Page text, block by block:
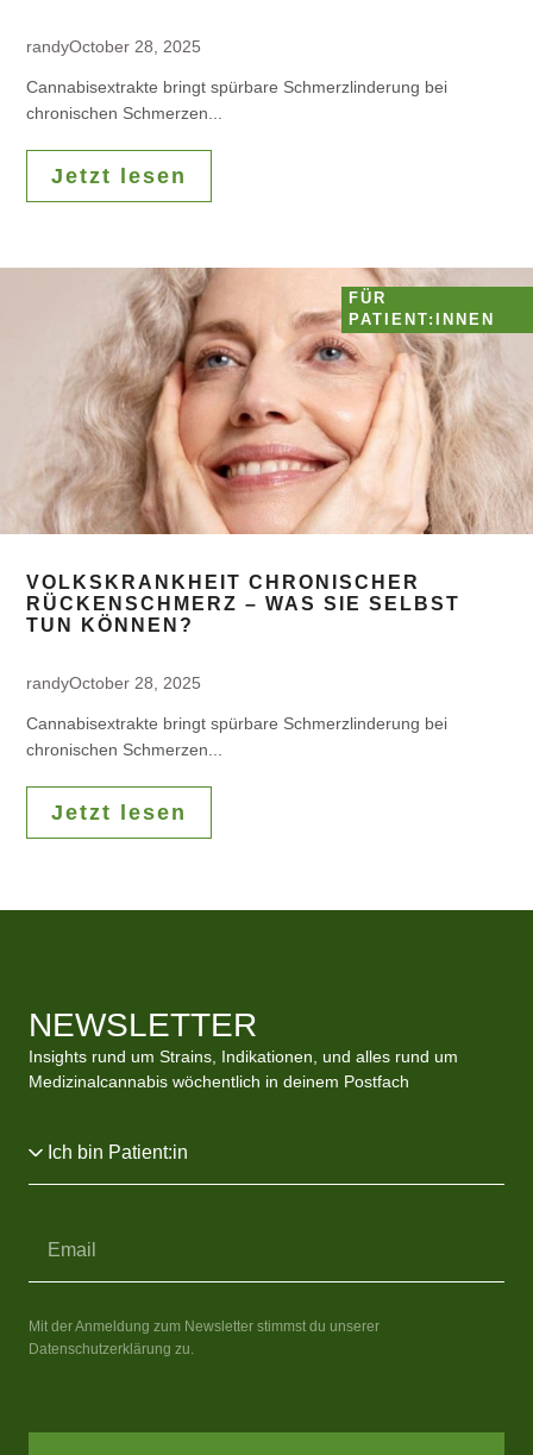
randyOctober 28, 2025
Cannabisextrakte bringt spürbare Schmerzlinderung bei
chronischen Schmerzen...
Jetzt lesen
VOLKSKRANKHEIT CHRONISCHER
RÜCKENSCHMERZ – WAS SIE SELBST
TUN KÖNNEN?
randyOctober 28, 2025
Cannabisextrakte bringt spürbare Schmerzlinderung bei
chronischen Schmerzen...
Jetzt lesen
FÜR
PATIENT:INNEN
NEWSLETTER
Insights rund um Strains, Indikationen, und alles rund um
Medizinalcannabis wöchentlich in deinem Postfach
Mit der Anmeldung zum Newsletter stimmst du unserer
Datenschutzerklärung zu.